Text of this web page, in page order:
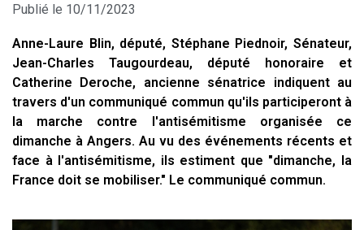
Publié le 10/11/2023
Anne-Laure Blin, député, Stéphane Piednoir, Sénateur,
Jean-Charles Taugourdeau, député honoraire et
Catherine Deroche, ancienne sénatrice indiquent au
travers d'un communiqué commun qu'ils participeront à
la marche contre l'antisémitisme organisée ce
dimanche à Angers. Au vu des événements récents et
face à l'antisémitisme, ils estiment que "dimanche, la
France doit se mobiliser." Le communiqué commun.